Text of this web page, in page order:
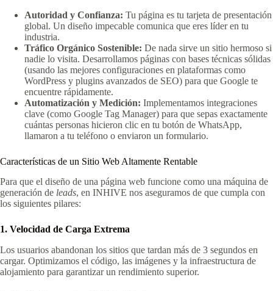
Autoridad y Confianza: Tu página es tu tarjeta de presentación
global. Un diseño impecable comunica que eres líder en tu
industria.
Tráfico Orgánico Sostenible: De nada sirve un sitio hermoso si
nadie lo visita. Desarrollamos páginas con bases técnicas sólidas
(usando las mejores configuraciones en plataformas como
WordPress y plugins avanzados de SEO) para que Google te
encuentre rápidamente.
Automatización y Medición: Implementamos integraciones
clave (como Google Tag Manager) para que sepas exactamente
cuántas personas hicieron clic en tu botón de WhatsApp,
llamaron a tu teléfono o enviaron un formulario.
Características de un Sitio Web Altamente Rentable
Para que el diseño de una página web funcione como una máquina de
generación de leads, en INHIVE nos aseguramos de que cumpla con
los siguientes pilares:
1. Velocidad de Carga Extrema
Los usuarios abandonan los sitios que tardan más de 3 segundos en
cargar. Optimizamos el código, las imágenes y la infraestructura de
alojamiento para garantizar un rendimiento superior.